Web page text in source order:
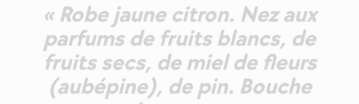
« Robe jaune citron. Nez aux
parfums de fruits blancs, de
fruits secs, de miel de fleurs
(aubépine), de pin. Bouche